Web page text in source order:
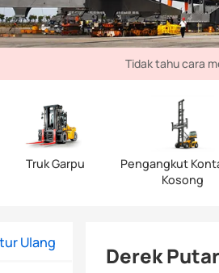
Tidak tahu cara
Truk Garpu
Pengangkut
Kosong
Ulang Derek